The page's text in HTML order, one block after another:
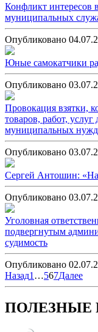
Конфликт интересов
муниципальных
Опубликовано
Юные самокатчики
Опубликовано
Провокация взятки,
товаров, работ,
муниципальных нужд
Опубликовано
Сергей Антошин:
Опубликовано
Уголовная
подвергнутым
судимость
Опубликовано
Пагинация
Назад1 …567Далее
ПОЛЕЗНЫЕ